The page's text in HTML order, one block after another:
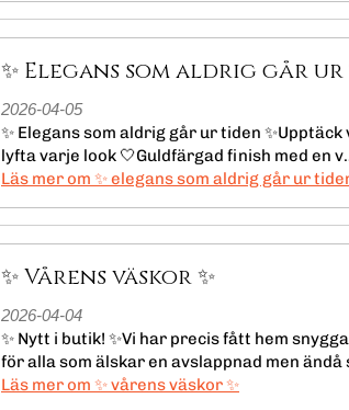
✨ Elegans som aldrig går ur
2026-04-05
✨ Elegans som aldrig går ur tiden
lyfta varje look 🤍Guldfärgad finish med en
läs mer om ✨ elegans som aldrig går ur
✨ Vårens väskor ✨
2026-04-04
✨ Nytt i butik! ✨Vi har precis fått hem
för alla som älskar en avslappnad men ändå
läs mer om ✨ vårens väskor ✨